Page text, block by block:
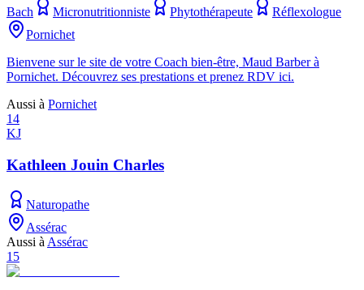
Bach
Micronutritionniste Phytothérapeute
Réflexologue
Pornichet
Bienvene sur le site de votre Coach bien-être, Maud Barber à
Pornichet. Découvrez ses prestations et prenez RDV ici.
Aussi à Pornichet
14
KJ
Kathleen Jouin Charles
Naturopathe
Assérac
Aussi à Assérac
15